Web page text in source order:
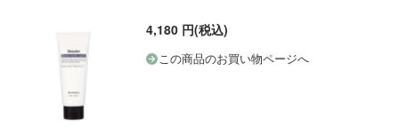
4,180 円(税込)
この商品のお買い物ページへ